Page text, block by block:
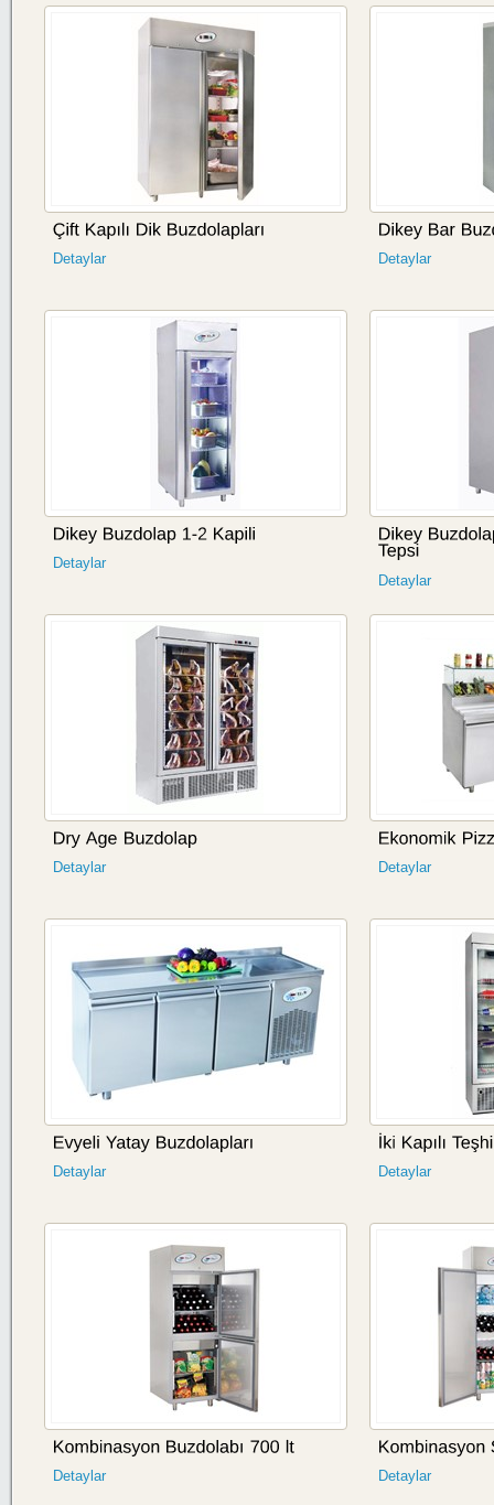
Detaylar Detaylar
Detaylar
Detaylar
Detaylar Detaylar
Detaylar Detaylar
Detaylar Detaylar